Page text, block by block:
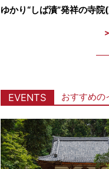
ゆかり“しば漬”発祥の寺院
EVENTS おすすめの